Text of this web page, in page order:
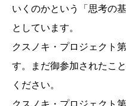
いくのかという「思考の
としています。
クスノキ・プロジェクト
す。まだ御参加されたこ
ください。
クスノキ・プロジェクト